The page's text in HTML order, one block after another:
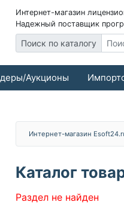
Интернет-магазин
Надежный поставщик
Поиск по каталогу
Аукционы
Интернет-магазин
Каталог
Раздел не найден